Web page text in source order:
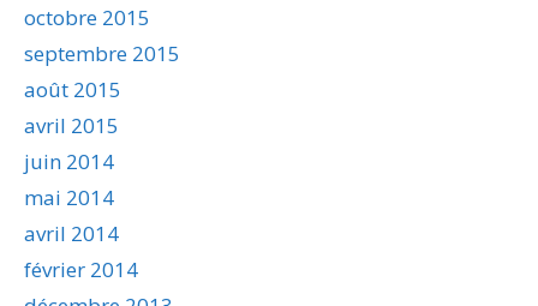
octobre 2015
septembre 2015
août 2015
avril 2015
juin 2014
mai 2014
avril 2014
février 2014